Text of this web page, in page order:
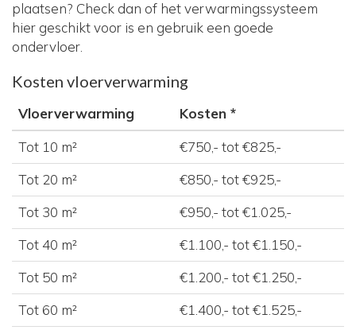
plaatsen? Check dan of het verwarmingssysteem
hier geschikt voor is en gebruik een goede
ondervloer.
Kosten vloerverwarming
Vloerverwarming
Kosten *
Tot 10 m²
€750,- tot €825,-
Tot 20 m²
€850,- tot €925,-
Tot 30 m²
€950,- tot €1.025,-
Tot 40 m²
€1.100,- tot €1.150,-
Tot 50 m²
€1.200,- tot €1.250,-
Tot 60 m²
€1.400,- tot €1.525,-